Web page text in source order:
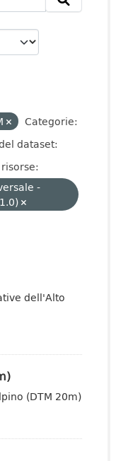
Categorie:
dataset:
-
dell'Alto
(DTM 20m)